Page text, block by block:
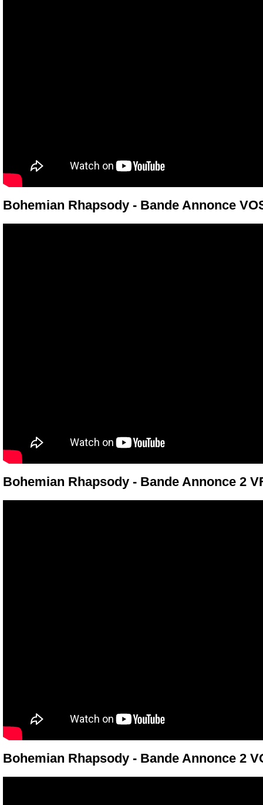
Bohemian Rhapsody - Bande Annonce
Bohemian Rhapsody - Bande Annonce 2
Bohemian Rhapsody - Bande Annonce 2